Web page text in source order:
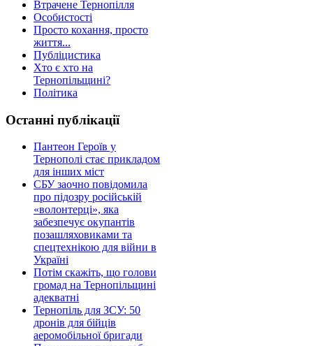
Втрачене Тернопілля
Особистості
Просто кохання, просто
життя...
Публіцистика
Хто є хто на
Тернопільщині?
Політика
Останні публікації
Пантеон Героїв у
Тернополі стає прикладом
для інших міст
СБУ заочно повідомила
про підозру російській
«волонтерці», яка
забезпечує окупантів
позашляховиками та
спецтехнікою для війни в
Україні
Потім скажіть, що голови
громад на Тернопільщині
адекватні
Тернопіль для ЗСУ: 50
дронів для бійців
аеромобільної бригади